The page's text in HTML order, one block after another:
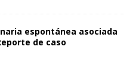
espontánea asociada
de caso